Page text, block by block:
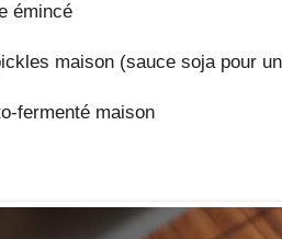
émincé
maison (sauce soja pour
fermenté maison